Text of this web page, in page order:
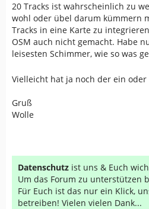
20 Tracks ist wahrscheinlich zu
wohl oder übel darum kümmern
Tracks in eine Karte zu
OSM auch nicht gemacht. Habe
leisesten Schimmer, wie so was
Vielleicht hat ja noch der ein
Gruß
Wolle
Datenschutz ist uns & Euch
Um das Forum zu unterstützen
Für Euch ist das nur ein Klick,
betreiben! Vielen vielen Dank...